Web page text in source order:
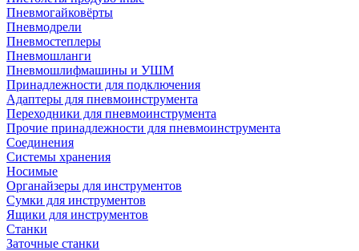
Пневмогайковёрты
Пневмодрели
Пневмостеплеры
Пневмошланги
Пневмошлифмашины и УШМ
Принадлежности для подключения
Адаптеры для пневмоинструмента
Переходники для пневмоинструмента
Прочие принадлежности для пневмоинструмента
Соединения
Системы хранения
Носимые
Органайзеры для инструментов
Сумки для инструментов
Ящики для инструментов
Станки
Заточные станки